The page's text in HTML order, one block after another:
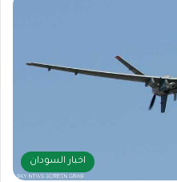
اخبار السودان